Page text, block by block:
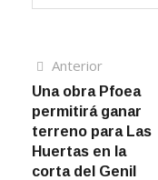
de
entradas
AnteriorArtículo
anterior
Una obra Pfoea
permitirá ganar
terreno para Las
Huertas en la
corta del Genil